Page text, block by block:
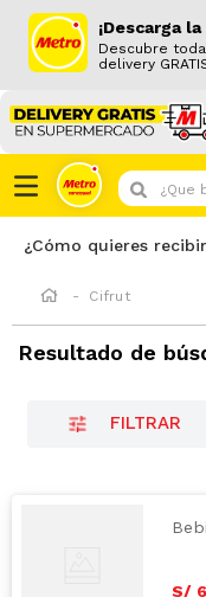
¡Descarga la
Descubre
delivery
¿Que
¿Cómo quieres
Cifrut
Resultado de
FILTRAR
S/ 6